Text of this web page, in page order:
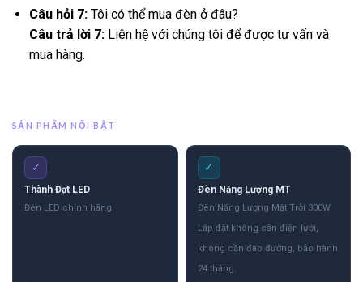
Câu hỏi 7:Tôi có thể mua đèn ở đâu?
Câu trả lời 7:Liên hệ với chúng tôi để được tư vấn và
mua hàng.
SẢN PHẨM NỔI BẬT
✓
Thành Đạt LED
Đèn LED chính hãng
✓
Đèn Năng Lượng MT
Đèn Năng Lượng Mặt Trời 300W
Lắp đặt không cần điện lưới,
không cần đào đường, bảo hành
24 tháng.